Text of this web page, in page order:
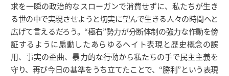
求を一瞬の政治的なスローガンで消費せずに、私たちが生き
る世の中で実現させようと切実に望んで生きる人々の時間へと
広げて言えるだろう。“極右”勢力が分断体制の強力な作動を傍
証するように扇動したあらゆるヘイト表現と歴史概念の誤
用、事実の歪曲、暴力的な行動から私たちの手で民主主義を
守り、再び今日の基準をうち立てたことで、“勝利”という表現